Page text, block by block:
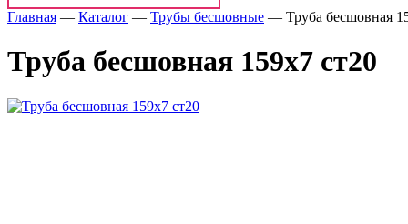
Главная — Каталог — Трубы бесшовные — Труба бесшовная
Труба бесшовная 159х7 ст20